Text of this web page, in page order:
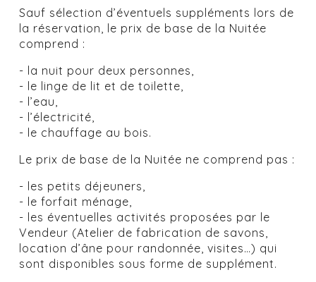
Sauf sélection d’éventuels suppléments lors de
la réservation, le prix de base de la Nuitée
comprend :
- la nuit pour deux personnes,
- le linge de lit et de toilette,
- l’eau,
- l’électricité,
- le chauffage au bois.
Le prix de base de la Nuitée ne comprend pas :
- les petits déjeuners,
- le forfait ménage,
- les éventuelles activités proposées par le
Vendeur (Atelier de fabrication de savons,
location d’âne pour randonnée, visites…) qui
sont disponibles sous forme de supplément.